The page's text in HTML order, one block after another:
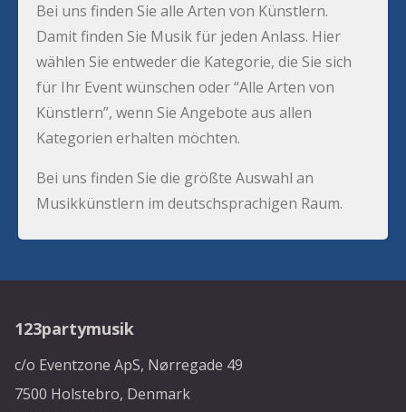
Bei uns finden Sie alle Arten von Künstlern.
Damit finden Sie Musik für jeden Anlass. Hier
wählen Sie entweder die Kategorie, die Sie sich
für Ihr Event wünschen oder “Alle Arten von
Künstlern”, wenn Sie Angebote aus allen
Kategorien erhalten möchten.
Bei uns finden Sie die größte Auswahl an
Musikkünstlern im deutschsprachigen Raum.
123partymusik
c/o Eventzone ApS, Nørregade 49
7500 Holstebro, Denmark